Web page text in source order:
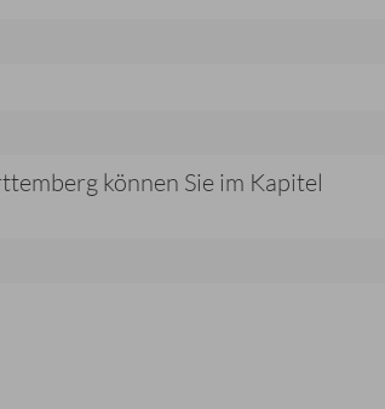
können Sie im Kapitel